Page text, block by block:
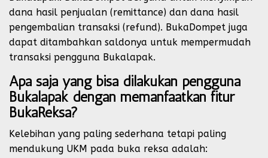
dana hasil penjualan (remittance) dan dana hasil
pengembalian transaksi (refund). BukaDompet juga
dapat ditambahkan saldonya untuk mempermudah
transaksi pengguna Bukalapak.
Apa saja yang bisa dilakukan pengguna
Bukalapak dengan memanfaatkan fitur
BukaReksa?
Kelebihan yang paling sederhana tetapi paling
mendukung UKM pada buka reksa adalah: